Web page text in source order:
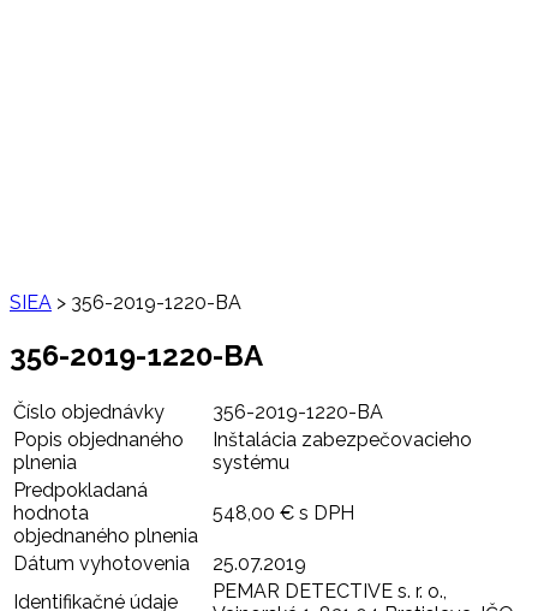
SIEA > 356-2019-1220-BA
356-2019-1220-BA
Číslo objednávky
356-2019-1220-BA
Popis objednaného
plnenia
Inštalácia zabezpečovacieho
systému
Predpokladaná
hodnota
objednaného plnenia
548,00 € s DPH
Dátum vyhotovenia
25.07.2019
Identifikačné údaje
PEMAR DETECTIVE s. r. o.,